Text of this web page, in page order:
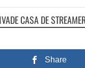
CASA DE
Share